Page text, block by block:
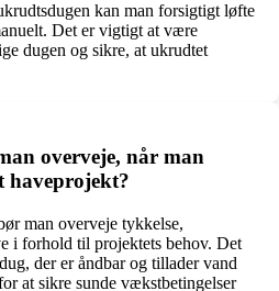
kan man forsigtigt løfte
Det er vigtigt at være
dugen og sikre, at ukrudtet
overveje, når man
haveprojekt?
man overveje tykkelse,
i forhold til projektets behov. Det
der er åndbar og tillader vand
at sikre sunde vækstbetingelser